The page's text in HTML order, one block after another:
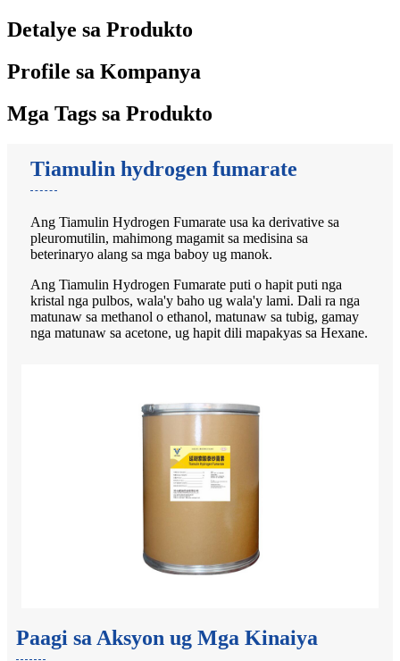
Detalye sa Produkto
Profile sa Kompanya
Mga Tags sa Produkto
Tiamulin hydrogen fumarate
Ang Tiamulin Hydrogen Fumarate usa ka derivative sa
pleuromutilin, mahimong magamit sa medisina sa
beterinaryo alang sa mga baboy ug manok.
Ang Tiamulin Hydrogen Fumarate puti o hapit puti nga
kristal nga pulbos, wala'y baho ug wala'y lami. Dali ra nga
matunaw sa methanol o ethanol, matunaw sa tubig, gamay
nga matunaw sa acetone, ug hapit dili mapakyas sa Hexane.
Paagi sa Aksyon ug Mga Kinaiya